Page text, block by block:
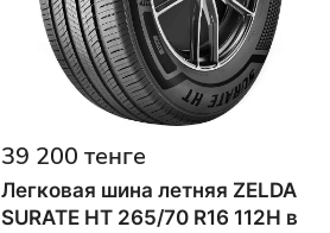
39 200 тенге
Легковая шина летняя ZELDA
SURATE HT 265/70 R16 112H в